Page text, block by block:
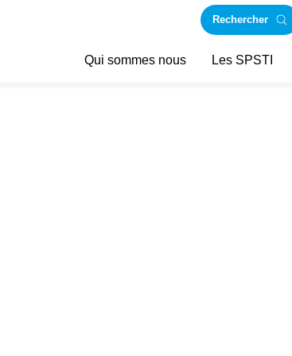
Rechercher
Qui sommes nous Les SPSTI